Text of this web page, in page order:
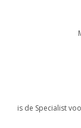
is de Specialist